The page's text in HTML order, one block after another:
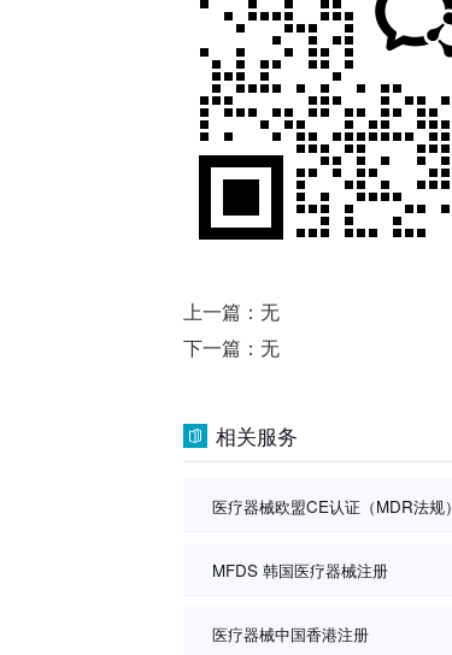
上一篇：无
下一篇：无
相关服务
医疗器械欧盟CE认证（MDR法规）
MFDS 韩国医疗器械注册
医疗器械中国香港注册